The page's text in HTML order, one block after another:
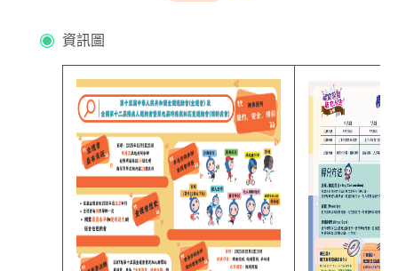
資訊圖